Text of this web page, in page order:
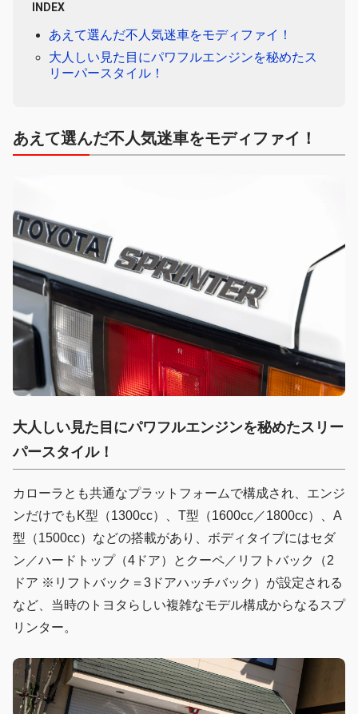
INDEX
あえて選んだ不人気迷車をモディファイ！
大人しい見た目にパワフルエンジンを秘めたス
リーパースタイル！
あえて選んだ不人気迷車をモディファイ！
大人しい見た目にパワフルエンジンを秘めたスリー
パースタイル！
カローラとも共通なプラットフォームで構成され、エンジ
ンだけでもK型（1300cc）、T型（1600cc／1800cc）、A
型（1500cc）などの搭載があり、ボディタイプにはセダ
ン／ハードトップ（4ドア）とクーペ／リフトバック（2
ドア ※リフトバック＝3ドアハッチバック）が設定される
など、当時のトヨタらしい複雑なモデル構成からなるスプ
リンター。